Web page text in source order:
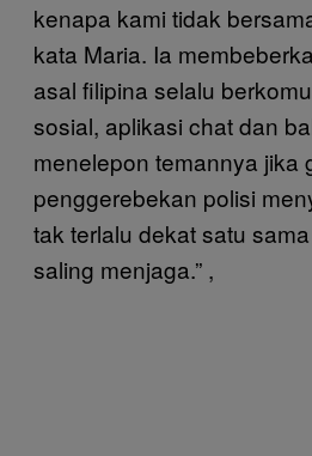
kenapa kami tidak
kata Maria. Ia
asal filipina selalu
sosial, aplikasi chat dan
menelepon temannya jika
penggerebekan polisi
tak terlalu dekat satu
saling menjaga.” ,